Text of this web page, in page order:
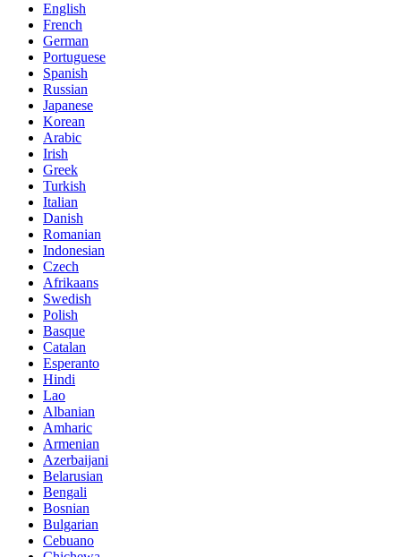
English
French
German
Portuguese
Spanish
Russian
Japanese
Korean
Arabic
Irish
Greek
Turkish
Italian
Danish
Romanian
Indonesian
Czech
Afrikaans
Swedish
Polish
Basque
Catalan
Esperanto
Hindi
Lao
Albanian
Amharic
Armenian
Azerbaijani
Belarusian
Bengali
Bosnian
Bulgarian
Cebuano